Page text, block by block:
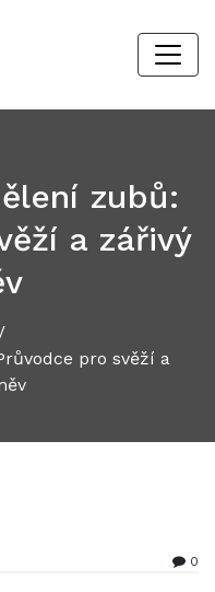
zubů:
a zářivý
/
pro svěží a
0